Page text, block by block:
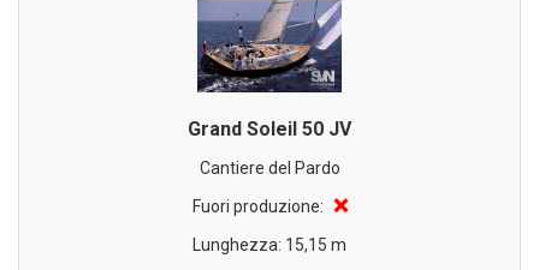
Grand Soleil 50 JV
Cantiere del Pardo
Fuori produzione: ❌
Lunghezza: 15,15 m